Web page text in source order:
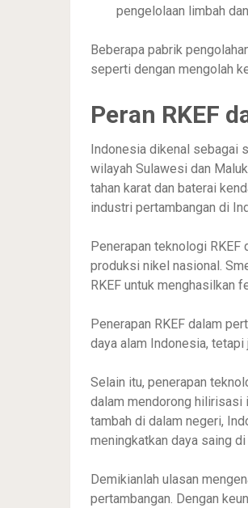
pengelolaan limbah
Beberapa pabrik
seperti dengan mengolah
Peran RKEF
Indonesia dikenal sebagai
wilayah Sulawesi dan
tahan karat dan baterai
industri pertambangan di
Penerapan teknologi
produksi nikel nasional.
RKEF untuk menghasilkan
Penerapan RKEF dalam
daya alam Indonesia,
Selain itu, penerapan
dalam mendorong hilirisasi
tambah di dalam negeri,
meningkatkan daya saing
Demikianlah ulasan
pertambangan. Dengan